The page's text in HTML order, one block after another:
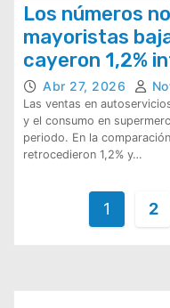
Los números
mayoristas
cayeron 1,2%
Abr 27, 2026
Las ventas en
y el consumo en
periodo. En la
retrocedieron 1,2% y…
a
1 2